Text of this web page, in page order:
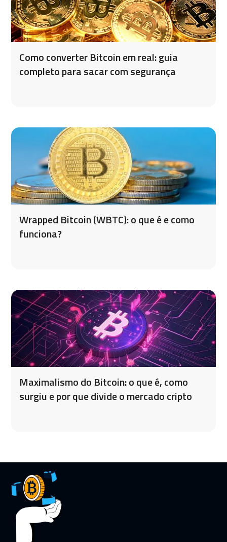
Como converter Bitcoin em real: guia
completo para sacar com segurança
Wrapped Bitcoin (WBTC): o que é e como
funciona?
Maximalismo do Bitcoin: o que é, como
surgiu e por que divide o mercado cripto